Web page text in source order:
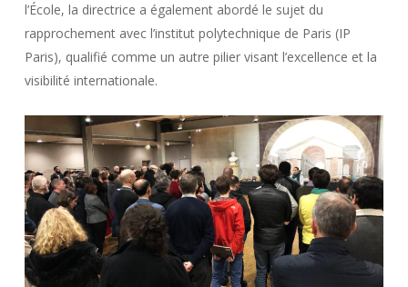
l’École, la directrice a également abordé le sujet du
rapprochement avec l’institut polytechnique de Paris (IP
Paris), qualifié comme un autre pilier visant l’excellence et la
visibilité internationale.